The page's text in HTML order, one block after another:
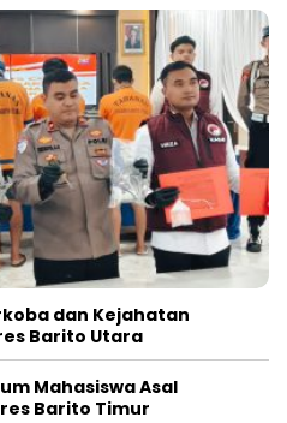
dan Kejahatan
Barito Utara
Mahasiswa Asal
Barito Timur